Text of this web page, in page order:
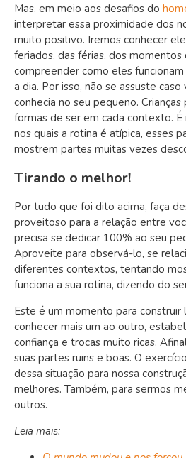
Mas, em meio aos desafios do h
interpretar essa proximidade dos
muito positivo. Iremos conhecer
feriados, das férias, dos
compreender como eles
a dia. Por isso, não se assuste
conhecia no seu pequeno.
formas de ser em cada contexto.
nos quais a rotina é atípica, esses
mostrem partes muitas vezes
Tirando o melhor!
Por tudo que foi dito acima, faça
proveitoso para a relação entre
precisa se dedicar 100% ao seu
Aproveite para observá-lo, se
diferentes contextos, tentando
funciona a sua rotina, dizendo do
Este é um momento para construir
conhecer mais um ao outro,
confiança e trocas muito ricas.
suas partes ruins e boas. O
dessa situação para nossa
melhores. Também, para sermos
outros.
Leia mais: